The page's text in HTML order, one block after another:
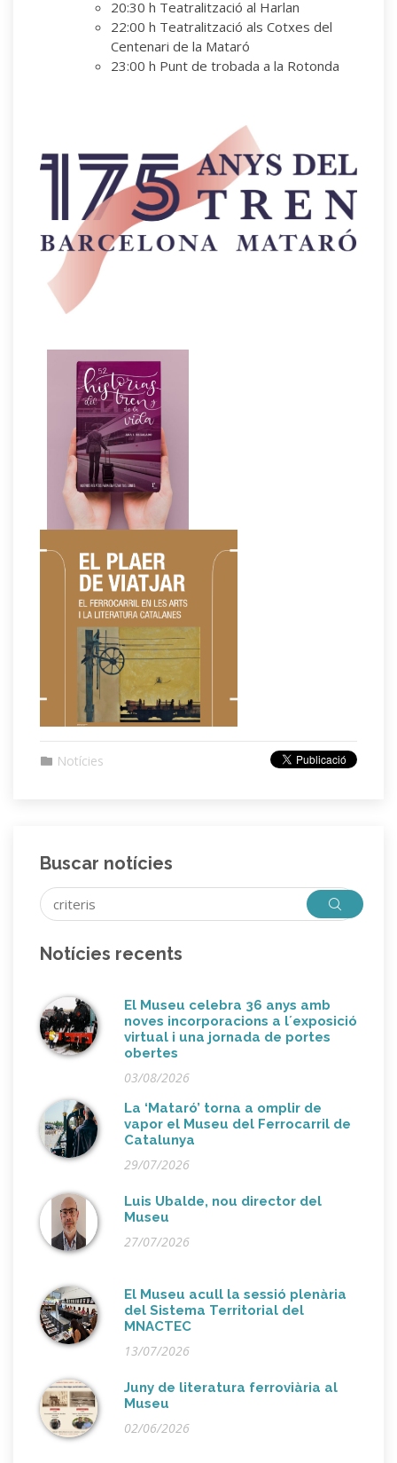
20:30 h Teatralització al Harlan
22:00 h Teatralització als Cotxes del
Centenari de la Mataró
23:00 h Punt de trobada a la Rotonda
Notícies
Buscar notícies
Notícies recents
El Museu celebra 36 anys amb
noves incorporacions a l´exposició
virtual i una jornada de portes
obertes
03/08/2026
La ‘Mataró’ torna a omplir de
vapor el Museu del Ferrocarril de
Catalunya
29/07/2026
Luis Ubalde, nou director del
Museu
27/07/2026
El Museu acull la sessió plenària
del Sistema Territorial del
MNACTEC
13/07/2026
Juny de literatura ferroviària al
Museu
02/06/2026